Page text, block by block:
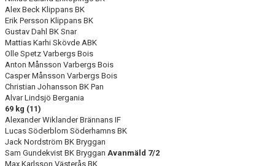
Alex Beck Klippans BK
Erik Persson Klippans BK
Gustav Dahl BK Snar
Mattias Karhi Skövde ABK
Olle Spetz Varbergs Bois
Anton Månsson Varbergs Bois
Casper Månsson Varbergs Bois
Christian Johansson BK Pan
Alvar Lindsjö Bergania
69 kg (11)
Alexander Wiklander Brännans IF
Lucas Söderblom Söderhamns BK
Jack Nordström BK Bryggan
Sam Gundekvist BK Bryggan Avanmäld 7/2
Max Karlsson Västerås BK